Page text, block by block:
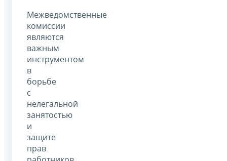
Межведомственные
комиссии
являются
важным
инструментом
в
борьбе
с
нелегальной
занятостью
и
защите
прав